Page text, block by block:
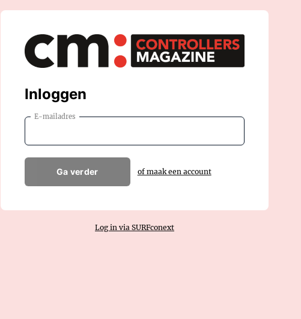
Inloggen
E-mailadres
Ga verder of maak een account
Log in via SURFconext